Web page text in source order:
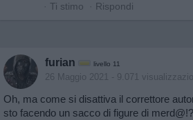
· Ti stimo · Rispondi
furian livello 11
26 Maggio 2021 - 9.071
Oh, ma come si disattiva il correttore
sto facendo un sacco di figure di